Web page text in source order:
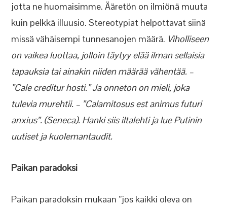
jotta ne huomaisimme. Ääretön on ilmiönä muuta
kuin pelkkä illuusio. Stereotypiat helpottavat siinä
missä vähäisempi tunnesanojen määrä. Viholliseen
on vaikea luottaa, jolloin täytyy elää ilman sellaisia
tapauksia tai ainakin niiden määrää vähentää. –
”Cale creditur hosti.” Ja onneton on mieli, joka
tulevia murehtii. – ”Calamitosus est animus futuri
anxius”. (Seneca). Hanki siis iltalehti ja lue Putinin
uutiset ja kuolemantaudit.
Paikan paradoksi
Paikan paradoksin mukaan ”jos kaikki oleva on